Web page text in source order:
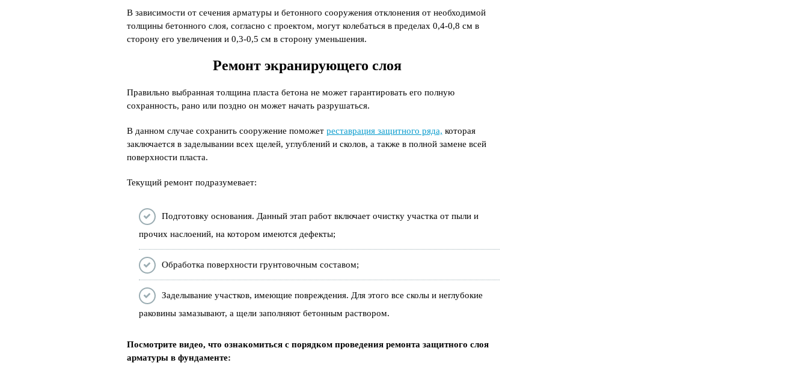
В зависимости от сечения арматуры и бетонного сооружения отклонения от необходимой
толщины бетонного слоя, согласно с проектом, могут колебаться в пределах 0,4-0,8 см в
сторону его увеличения и 0,3-0,5 см в сторону уменьшения.
Ремонт экранирующего слоя
Правильно выбранная толщина пласта бетона не может гарантировать его полную
сохранность, рано или поздно он может начать разрушаться.
В данном случае сохранить сооружение поможет реставрация защитного ряда, которая
заключается в заделывании всех щелей, углублений и сколов, а также в полной замене всей
поверхности пласта.
Текущий ремонт подразумевает:
Подготовку основания. Данный этап работ включает очистку участка от пыли и
прочих наслоений, на котором имеются дефекты;
Обработка поверхности грунтовочным составом;
Заделывание участков, имеющие повреждения. Для этого все сколы и неглубокие
раковины замазывают, а щели заполняют бетонным раствором.
Посмотрите видео, что ознакомиться с порядком проведения ремонта защитного слоя
арматуры в фундаменте: